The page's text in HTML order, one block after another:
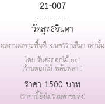
21-007
....................
วัดสุทธจินดา
ผลงานเฉพาะพื้นที่ จ.นครราชสีมา เท่านั้น
โดย รับส่งดอกไม้.net
(ร้านดอกไม้ พลับพลา )
ราคา 1500 บาท
(ราคานี้ยังไม่รวมค่าขนส่ง)